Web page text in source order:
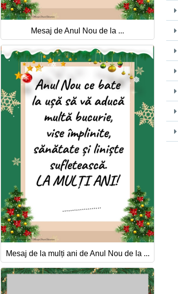
Mesaj de Anul Nou de la ...
Mesaj de la mulți ani de Anul Nou de la ...